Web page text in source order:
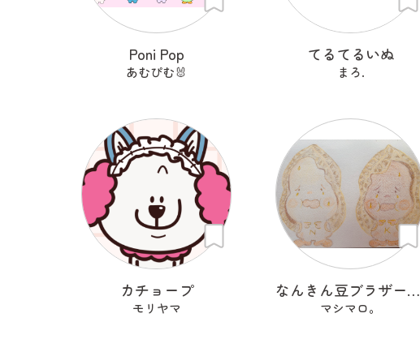
Poni Pop
あむぴむ🐰
てるてるいぬ
まろ.
カチョープ
モリヤマ
なんきん豆ブラザーズNナンKキンちゃん
マシマロ。